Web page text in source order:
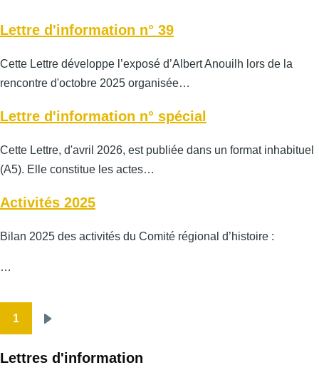
Lettre d'information n° 39
Cette Lettre développe l’exposé d’Albert Anouilh lors de la
rencontre d'octobre 2025 organisée…
Lettre d'information n° spécial
Cette Lettre, d'avril 2026, est publiée dans un format inhabituel
(A5). Elle constitue les actes…
Activités 2025
Bilan 2025 des activités du Comité régional d’histoire :
…
1
Lettres d'information